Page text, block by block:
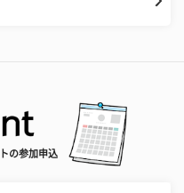
の参加申込